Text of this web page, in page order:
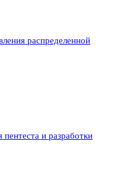
распределенной
и разработки